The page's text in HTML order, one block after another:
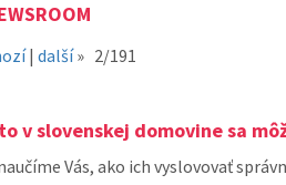
| další» 2/191
slovenskej domovine sa
Vás, ako ich vyslovovať